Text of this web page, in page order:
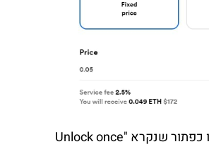
10. כרגע יופיע מולנו כפתור שנקרא "Unlock once